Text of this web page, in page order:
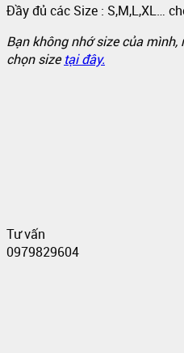
Đầy đủ các Size : S,M,L,XL…
Bạn không nhớ size của
chọn size tại đây.
Tư vấn
0979829604